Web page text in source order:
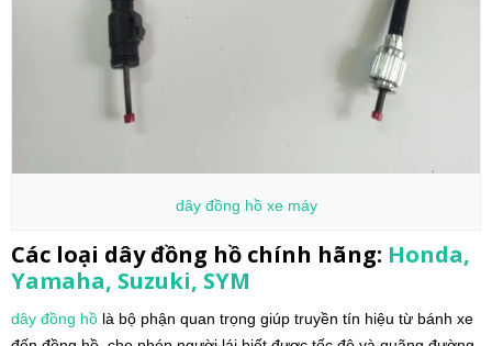
dây đồng hồ xe máy
Các loại dây đồng hồ chính hãng: Honda,
Yamaha, Suzuki, SYM
dây đồng hồ là bộ phận quan trọng giúp truyền tín hiệu từ bánh xe